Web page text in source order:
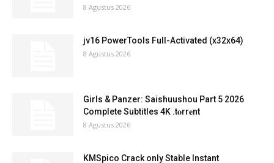
8 Agustus 2026
jv16 PowerTools Full-Activated (x32x64)
8 Agustus 2026
Girls & Panzer: Saishuushou Part 5 2026
Complete Subtitles 4K .t𝐨rr𝐞nt
8 Agustus 2026
KMSpico Crack only Stable Instant